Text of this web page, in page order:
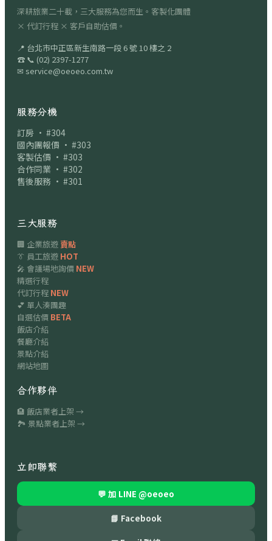
深耕旅業二十載，三大服務為您而生。客製化團體
× 代訂行程 × 客戶自助估價。
📍 台北市中正區新生南路一段 6 號 10 樓之 2
☎ 📞 (02) 2397-1277
✉ service@oeoeo.com.tw
服務分機
訂房 · #304
國內團報價 · #303
客製估價 · #303
合作同業 · #302
售後服務 · #301
三大服務
🏢 企業旅遊賣點
👔 員工旅遊 HOT
🎤 會議場地詢價 NEW
精選行程
代訂行程 NEW
💕 單人湊團趣
自選估價 BETA
飯店介紹
餐廳介紹
景點介紹
網站地圖
合作夥伴
🏨 飯店業者上架 →
🏞 景點業者上架 →
立即聯繫
💬 加 LINE @oeoeo
📘 Facebook